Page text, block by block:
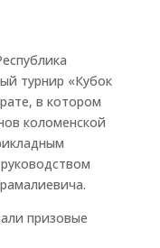
турнир «Кубок
в котором
коломенской
призовые